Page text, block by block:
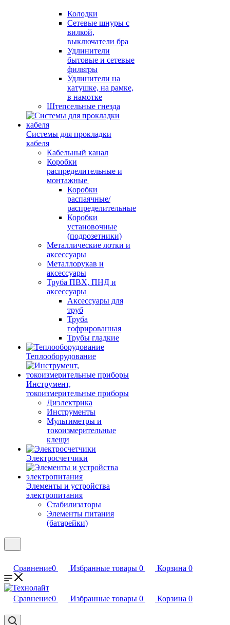
Колодки
Сетевые шнуры с
вилкой,
выключатели бра
Удлинители
бытовые и сетевые
фильтры
Удлинители на
катушке, на рамке,
в намотке
Штепсельные гнезда
Системы для прокладки
кабеля
Кабельный канал
Коробки
распределительные и
монтажные
Коробки
распаячные/
распределительные
Коробки
установочные
(подрозетники)
Металлические лотки и
аксессуары
Металлорукав и
аксессуары
Труба ПВХ, ПНД и
аксессуары
Аксессуары для
труб
Труба
гофрированная
Трубы гладкие
Теплооборудование
Инструмент,
токоизмерительные приборы
Диэлектрика
Инструменты
Мультиметры и
токоизмерительные
клещи
Электросчетчики
Элементы и устройства
электропитания
Стабилизаторы
Элементы питания
(батарейки)
Сравнение0 Избранные товары 0 Корзина 0
Сравнение0 Избранные товары 0 Корзина 0